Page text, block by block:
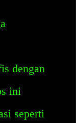
dengan
ini
seperti